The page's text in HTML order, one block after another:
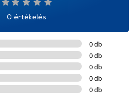
0 értékelés
0 db
0 db
0 db
0 db
0 db